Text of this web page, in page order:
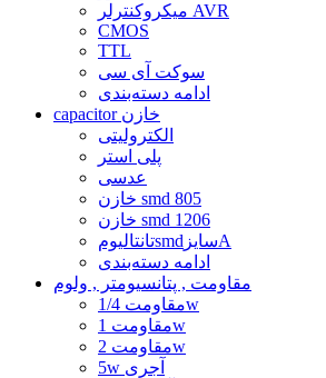
میکروکنترلر AVR
CMOS
TTL
سوکت آی سی
ادامه دسته‌بندی
capacitor خازن
الکترولیتی
پلی استر
عدسی
خازن smd 805
خازن smd 1206
تانتالیومsmdسایزA
ادامه دسته‌بندی
مقاومت , پتانسیومتر , ولوم
مقاومت 1/4w
مقاومت 1w
مقاومت 2w
5w آجری